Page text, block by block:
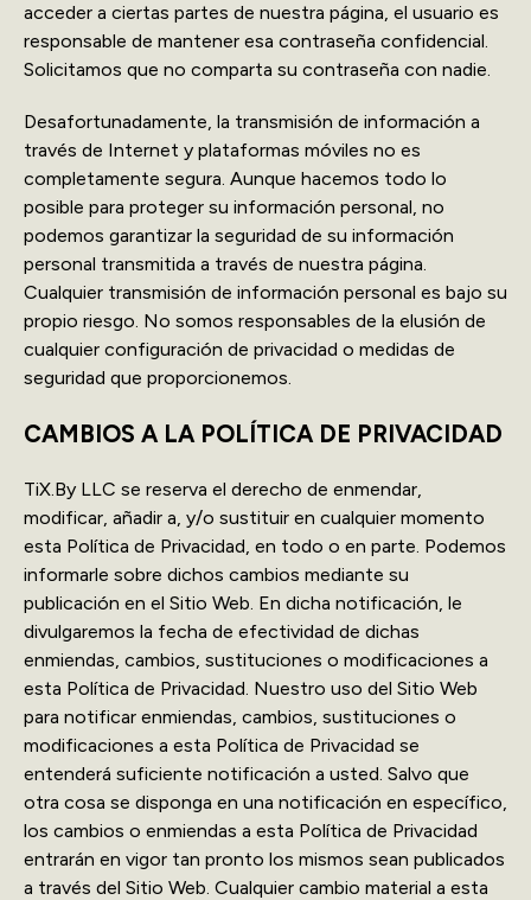
acceder a ciertas partes de nuestra página, el usuario es
responsable de mantener esa contraseña confidencial.
Solicitamos que no comparta su contraseña con nadie.
Desafortunadamente, la transmisión de información a
través de Internet y plataformas móviles no es
completamente segura. Aunque hacemos todo lo
posible para proteger su información personal, no
podemos garantizar la seguridad de su información
personal transmitida a través de nuestra página.
Cualquier transmisión de información personal es bajo su
propio riesgo. No somos responsables de la elusión de
cualquier configuración de privacidad o medidas de
seguridad que proporcionemos.
CAMBIOS A LA POLÍTICA DE PRIVACIDAD
TiX.By LLC se reserva el derecho de enmendar,
modificar, añadir a, y/o sustituir en cualquier momento
esta Política de Privacidad, en todo o en parte. Podemos
informarle sobre dichos cambios mediante su
publicación en el Sitio Web. En dicha notificación, le
divulgaremos la fecha de efectividad de dichas
enmiendas, cambios, sustituciones o modificaciones a
esta Política de Privacidad. Nuestro uso del Sitio Web
para notificar enmiendas, cambios, sustituciones o
modificaciones a esta Política de Privacidad se
entenderá suficiente notificación a usted. Salvo que
otra cosa se disponga en una notificación en específico,
los cambios o enmiendas a esta Política de Privacidad
entrarán en vigor tan pronto los mismos sean publicados
a través del Sitio Web. Cualquier cambio material a esta